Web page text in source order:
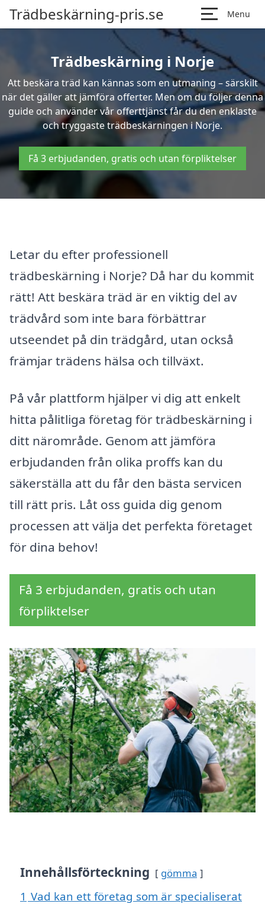
Trädbeskärning-pris.se Menu
Trädbeskärning i Norje
Att beskära träd kan kännas som en utmaning – särskilt
när det gäller att jämföra offerter. Men om du följer denna
guide och använder vår offerttjänst får du den enklaste
och tryggaste trädbeskärningen i Norje.
Få 3 erbjudanden, gratis och utan förpliktelser
Letar du efter professionell
trädbeskärning i Norje? Då har du kommit
rätt! Att beskära träd är en viktig del av
trädvård som inte bara förbättrar
utseendet på din trädgård, utan också
främjar trädens hälsa och tillväxt.
På vår plattform hjälper vi dig att enkelt
hitta pålitliga företag för trädbeskärning i
ditt närområde. Genom att jämföra
erbjudanden från olika proffs kan du
säkerställa att du får den bästa servicen
till rätt pris. Låt oss guida dig genom
processen att välja det perfekta företaget
för dina behov!
Få 3 erbjudanden, gratis och utan
förpliktelser
Innehållsförteckning gömma
1 Vad kan ett företag som är specialiserat